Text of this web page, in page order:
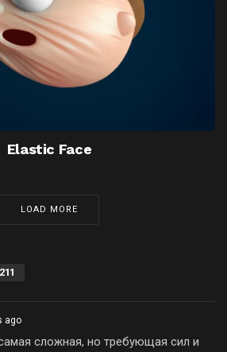
Elastic Face
LOAD MORE
211
ago
сложная, но требующая сил и